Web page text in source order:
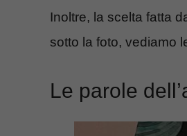
Inoltre, la scelta fatta
sotto la foto, vediamo
Le parole